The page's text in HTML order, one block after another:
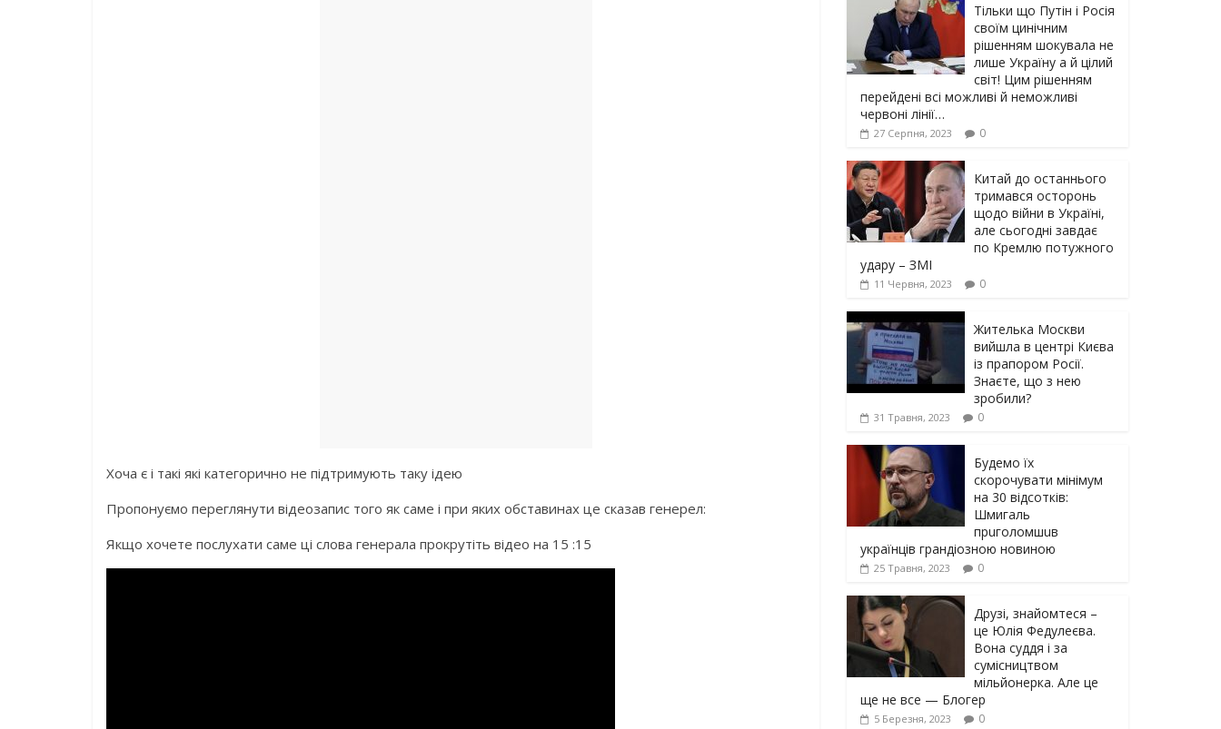
Хоча є і такі які категорично не підтримують таку ідею
Пропонуємо переглянути відеозапис того як саме і при яких обставинах це сказав генерел:
Якщо хочете послухати саме ці слова генерала прокрутіть відео на 15 :15
Тільки що Путін і Росія
своїм цинічним
рішенням шoкyвaлa не
лише Україну а й цілий
світ! Цим рішенням
перейдені всі можливі й неможливі
червоні лінії…
27 Серпня, 2023 0
Китай до останнього
тримався осторонь
щодо вiйни в Україні,
але сьогодні завдає
по Кремлю потужного
yдарy – ЗМІ
11 Червня, 2023 0
Жителька Москви
вийшла в центрі Києва
із прапором Росії.
Знаєте, що з нею
зробили?
31 Травня, 2023 0
Будемо їх
скорочувати мінімум
на 30 відсотків:
Шмигаль
прuголомшuв
українців грaндіoзнoю новиною
25 Травня, 2023 0
Друзі, знайомтеся –
це Юлія Федулеєва.
Вона суддя і за
сумісництвом
мільйонерка. Але це
ще не все — Блогер
5 Березня, 2023 0